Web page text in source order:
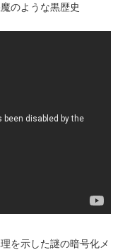
のような黒歴史
を示した謎の暗号化メ